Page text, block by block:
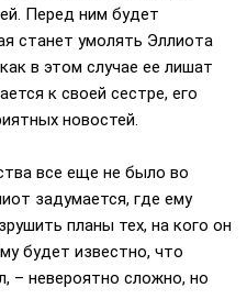
Перед ним будет
станет умолять Эллиота
в этом случае ее лишат
к своей сестре, его
новостей.
все еще не было во
задумается, где ему
планы тех, на кого он
будет известно, что
– невероятно сложно, но